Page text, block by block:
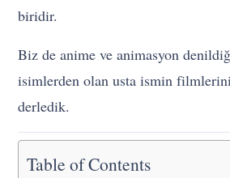
biridir.
Biz de anime ve animasyon
isimlerden olan usta ismin
derledik.
Table of Contents